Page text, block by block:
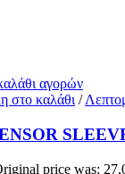
αγορών
στο καλάθι /
price was: